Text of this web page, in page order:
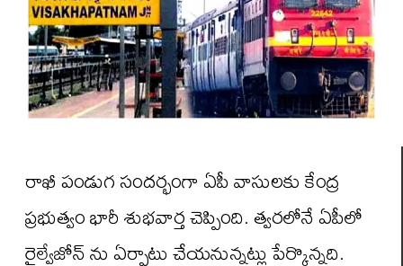
రాఖీ పండుగ సందర్భంగా ఏపీ వాసులకు కేంద్ర
ప్రభుత్వం భారీ శుభవార్త చెప్పింది. త్వరలోనే ఏపీలో
రైల్వేజోన్ ను ఏర్పాటు చేయనున్నట్లు పేర్కొన్నది.